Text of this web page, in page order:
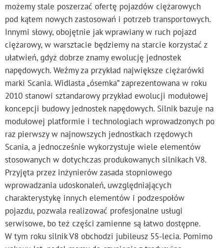
możemy stale poszerzać ofertę pojazdów ciężarowych
pod kątem nowych zastosowań i potrzeb transportowych.
Innymi słowy, obojętnie jak wprawiany w ruch pojazd
ciężarowy, w warsztacie będziemy na starcie korzystać z
ułatwień, gdyż dobrze znamy ewolucję jednostek
napędowych. Weźmy za przykład największe ciężarówki
marki Scania. Widlasta „ósemka” zaprezentowana w roku
2010 stanowi sztandarowy przykład ewolucji modułowej
koncepcji budowy jednostek napędowych. Silnik bazuje na
modułowej platformie i technologiach wprowadzonych po
raz pierwszy w najnowszych jednostkach rzędowych
Scania, a jednocześnie wykorzystuje wiele elementów
stosowanych w dotychczas produkowanych silnikach V8.
Przyjęta przez inżynierów zasada stopniowego
wprowadzania udoskonaleń, uwzględniających
charakterystykę innych elementów i podzespołów
pojazdu, pozwala realizować profesjonalne usługi
serwisowe, bo też części zamienne są łatwo dostępne.
W tym roku silnik V8 obchodzi jubileusz 55-lecia. Pomimo